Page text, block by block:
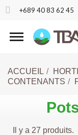
+689 40 83 62 45
ACCUEIL
CONTENANTS
Il y a 27 produits.